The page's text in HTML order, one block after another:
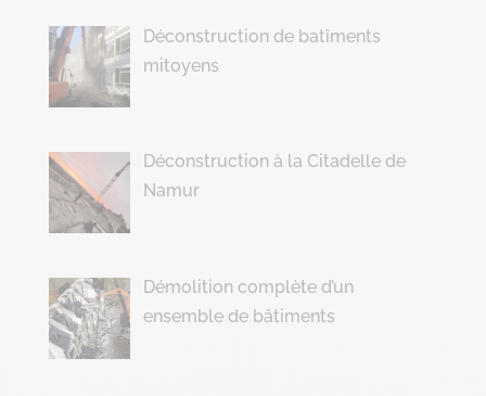
Déconstruction de batîments
mitoyens
Déconstruction à la Citadelle de
Namur
Démolition complète d’un
ensemble de bâtiments